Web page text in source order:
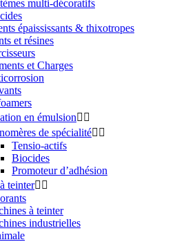
multi-décoratifs
épaississants & thixotropes
et résines
et Charges
en émulsion 
de spécialité 
Tensio-actifs
Biocides
Promoteur d’adhésion
teinter 
à teinter
industrielles